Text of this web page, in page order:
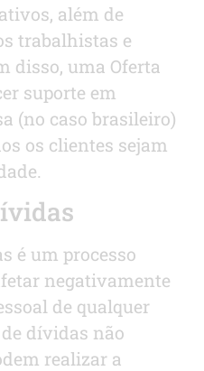
além de
trabalhistas e
disso, uma Oferta
suporte em
(no caso brasileiro)
os clientes sejam
é um processo
negativamente
de qualquer
dívidas não
realizar a